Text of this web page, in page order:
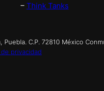
– Think Tanks
C.P. 72810 México
privacidad